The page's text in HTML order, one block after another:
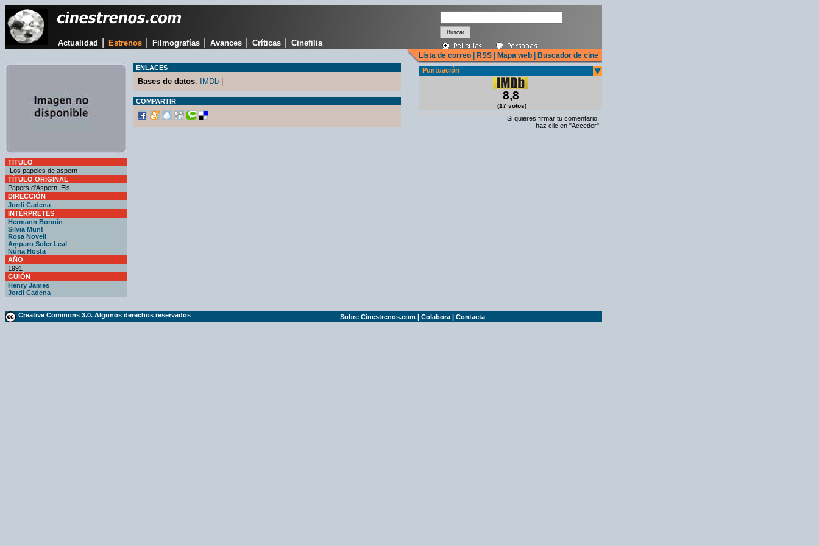
Actualidad Estrenos Filmografías Avances Críticas Cinefilia
Lista de correo RSS Mapa web Buscador de cine
TÍTULO
Los papeles de aspern
TÍTULO ORIGINAL
Papers d'Aspern, Els
DIRECCIÓN
Jordi Cadena
INTÉRPRETES
Hermann Bonnín
Silvia Munt
Rosa Novell
Amparo Soler Leal
Núria Hosta
AÑO
1991
GUIÓN
Henry James
Jordi Cadena
ENLACES
Bases de datos: IMDb
COMPARTIR
Puntuación
8,8
(17 votos)
Si quieres firmar tu comentario,
haz clic en "Acceder"
Creative Commons 3.0. Algunos derechos reservados Sobre Cinestrenos.com | Colabora | Contacta